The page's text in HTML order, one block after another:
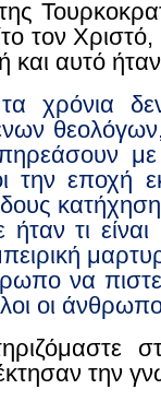
τον
και αυτό
χρόνια
την εποχή
ήταν τι
να
οι
την